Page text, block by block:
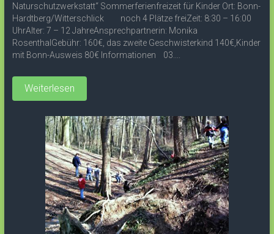
Naturschutzwerkstatt“ Sommerferienfreizeit für Kinder Ort: Bonn-
Hardtberg/Witterschlick noch 4 Plätze freiZeit: 8:30 – 16:00
UhrAlter: 7 – 12 JahreAnsprechpartnerin: Monika
RosenthalGebühr: 160€, das zweite Geschwisterkind 140€,Kinder
mit Bonn-Ausweis 80€ Informationen 03....
Weiterlesen